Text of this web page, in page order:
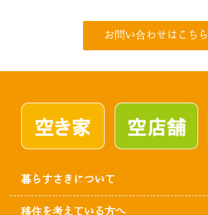
お問い合わせはこちら
暮らすさきについて
移住を考えている方へ